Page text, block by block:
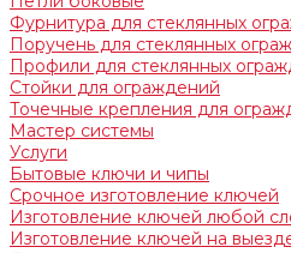
Фурнитура для стеклянных
Поручень для стеклянных
Профили для стеклянных
Стойки для ограждений
Точечные крепления для
Мастер системы
Услуги
Бытовые ключи и чипы
Срочное изготовление ключей
Изготовление ключей любой
Изготовление ключей на